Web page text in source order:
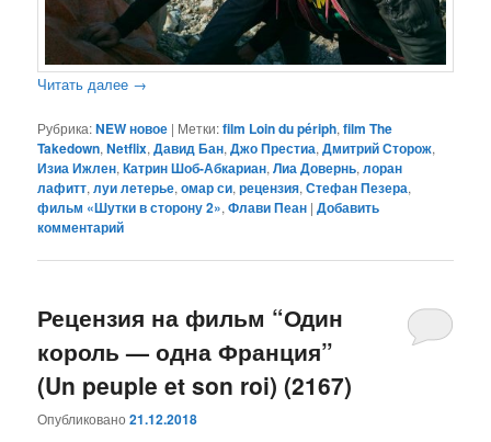
Читать далее →
Рубрика:NEW новое | Метки:film Loin du périph,film The
Takedown,Netflix,Давид Бан,Джо Престиа,Дмитрий Сторож,
Изиа Ижлен,Катрин Шоб-Абкариан,Лиа Довернь,лоран
лафитт,луи летерье,омар си,рецензия,Стефан Пезера,
фильм «Шутки в сторону 2»,Флави Пеан |Добавить
комментарий
Рецензия на фильм “Один
король — одна Франция”
(Un peuple et son roi) (2167)
Опубликовано21.12.2018